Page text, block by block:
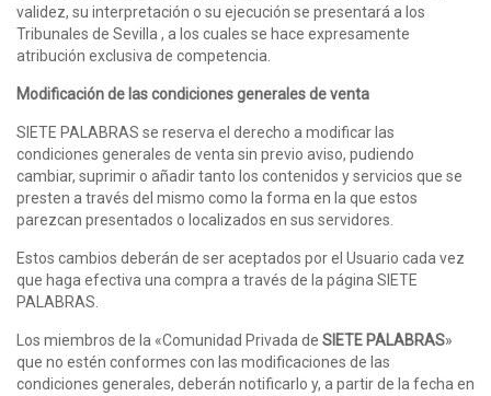
validez, su interpretación o su ejecución se presentará a los
Tribunales de Sevilla , a los cuales se hace expresamente
atribución exclusiva de competencia.
Modificación de las condiciones generales de venta
SIETE PALABRAS se reserva el derecho a modificar las
condiciones generales de venta sin previo aviso, pudiendo
cambiar, suprimir o añadir tanto los contenidos y servicios que se
presten a través del mismo como la forma en la que estos
parezcan presentados o localizados en sus servidores.
Estos cambios deberán de ser aceptados por el Usuario cada vez
que haga efectiva una compra a través de la página SIETE
PALABRAS.
Los miembros de la «Comunidad Privada de SIETE PALABRAS»
que no estén conformes con las modificaciones de las
condiciones generales, deberán notificarlo y, a partir de la fecha en